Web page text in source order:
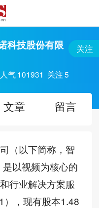
科技股份有限
人气 101931 关注5
关注
文章 留言
（以下简称，智
以视频为核心的
行业解决方案服
，现有股本1.48